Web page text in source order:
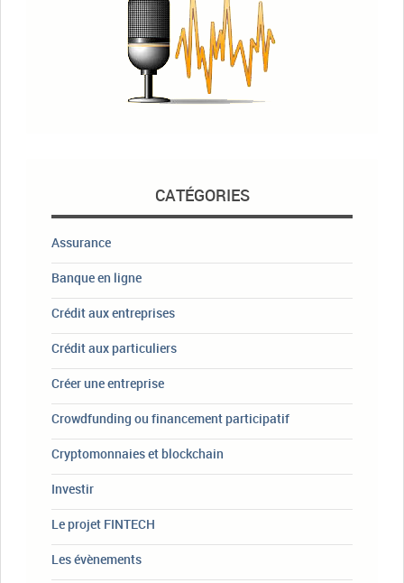
CATÉGORIES
Assurance
Banque en ligne
Crédit aux entreprises
Crédit aux particuliers
Créer une entreprise
Crowdfunding ou financement participatif
Cryptomonnaies et blockchain
Investir
Le projet FINTECH
Les évènements